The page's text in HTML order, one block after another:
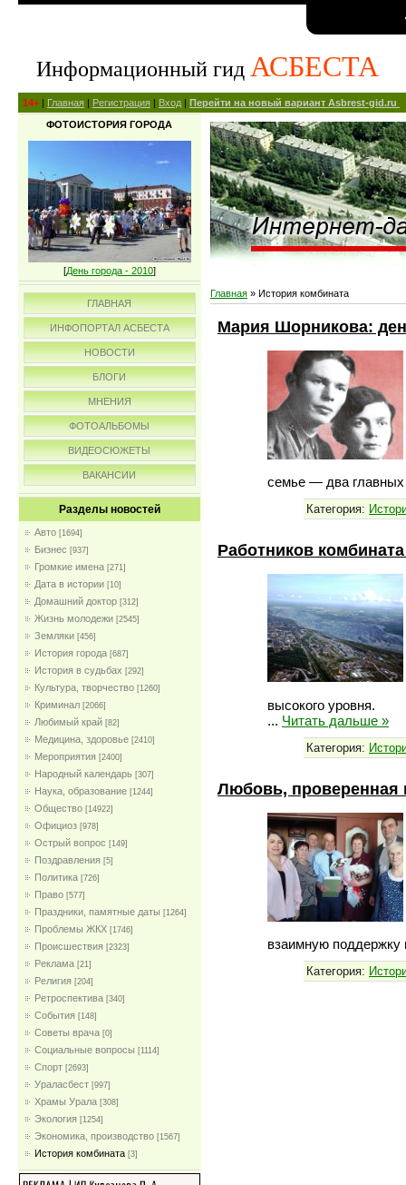
Информационный гид АСБЕСТА
14+ | Главная | Регистрация | Вход | Перейти на новый вариант Asbrest-gid.ru
ФОТОИСТОРИЯ ГОРОДА
[День города - 2010]
ГЛАВНАЯ
ИНФОПОРТАЛ АСБЕСТА
НОВОСТИ
БЛОГИ
МНЕНИЯ
ФОТОАЛЬБОМЫ
ВИДЕОСЮЖЕТЫ
ВАКАНСИИ
Разделы новостей
Авто [1694]
Бизнес [937]
Громкие имена [271]
Дата в истории [10]
Домашний доктор [312]
Жизнь молодежи [2545]
Земляки [456]
История города [687]
История в судьбах [292]
Культура, творчество [1260]
Криминал [2066]
Любимый край [82]
Медицина, здоровье [2410]
Мероприятия [2400]
Народный календарь [307]
Наука, образование [1244]
Общество [14922]
Официоз [978]
Острый вопрос [149]
Поздравления [5]
Политика [726]
Право [577]
Праздники, памятные даты [1264]
Проблемы ЖКХ [1746]
Проиcшествия [2323]
Реклама [21]
Религия [204]
Ретроспектива [340]
События [148]
Советы врача [0]
Социальные вопросы [1114]
Спорт [2693]
Ураласбест [997]
Храмы Урала [308]
Экология [1254]
Экономика, производство [1567]
История комбината [3]
Главная » История комбината
Мария Шорникова:
семье — два
Категория:
Работников
высокого уровня.
... Читать дальше »
Категория:
Любовь, проверенная
взаимную поддержку
Категория: